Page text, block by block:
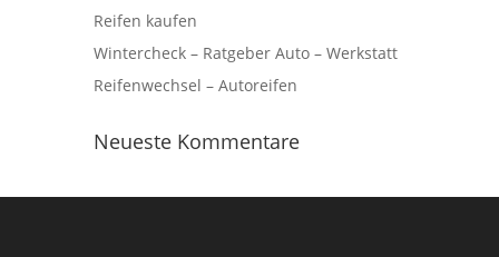
Reifen kaufen
Wintercheck – Ratgeber Auto – Werkstatt
Reifenwechsel – Autoreifen
Neueste Kommentare